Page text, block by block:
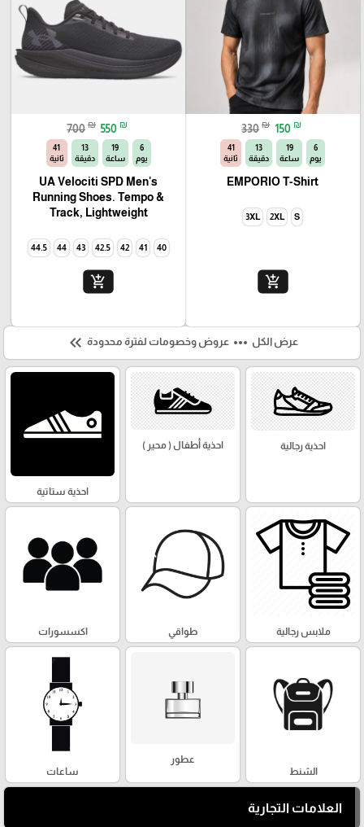
330 ₪ 150 ₪
6
يوم
19
ساعة
13
دقيقة
40
ثانية
EMPORIO T-Shirt
S
2XL
3XL
add_shopping_cart
700 ₪ 550 ₪
6
يوم
19
ساعة
13
دقيقة
40
ثانية
UA Velociti SPD Men's
Running Shoes. Tempo &
Track, Lightweight
40
41
42
42.5
43
44
44.5
add_shopping_cart
عرض الكل more_horiz عروض وخصومات لفترة محدودة keyboard_double_arrow_left
احذية رجالية احذية أطفال ( محير )
احذية ستاتية
ملابس رجالية طواقي اكسسورات
الشنط
عطور
ساعات
العلامات التجارية